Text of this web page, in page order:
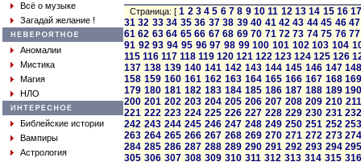
Всё о музыке
Загадай желание !
Аномалии
Мистика
Магия
НЛО
Библейские истории
Вампиры
Астрология
Страница: [1 2 3 4 5 6 7 8 9 10 11 12 13 14 15 16
31 32 33 34 35 36 37 38 39 40 41 42 43 44 45 46 47
61 62 63 64 65 66 67 68 69 70 71 72 73 74 75 76 77
91 92 93 94 95 96 97 98 99 100 101 102 103 104
115 116 117 118 119 120 121 122 123 124 125 126
137 138 139 140 141 142 143 144 145 146 147
158 159 160 161 162 163 164 165 166 167 168
179 180 181 182 183 184 185 186 187 188 189
200 201 202 203 204 205 206 207 208 209 210 211
221 222 223 224 225 226 227 228 229 230 231
242 243 244 245 246 247 248 249 250 251 252
263 264 265 266 267 268 269 270 271 272 273
284 285 286 287 288 289 290 291 292 293 294
305 306 307 308 309 310 311 312 313 314 315 316